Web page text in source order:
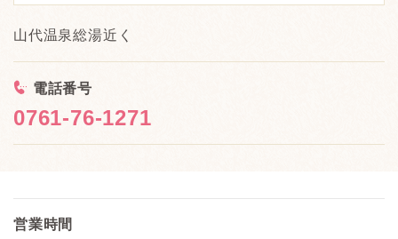
山代温泉総湯近く
< 電話番号
0761-76-1271
営業時間